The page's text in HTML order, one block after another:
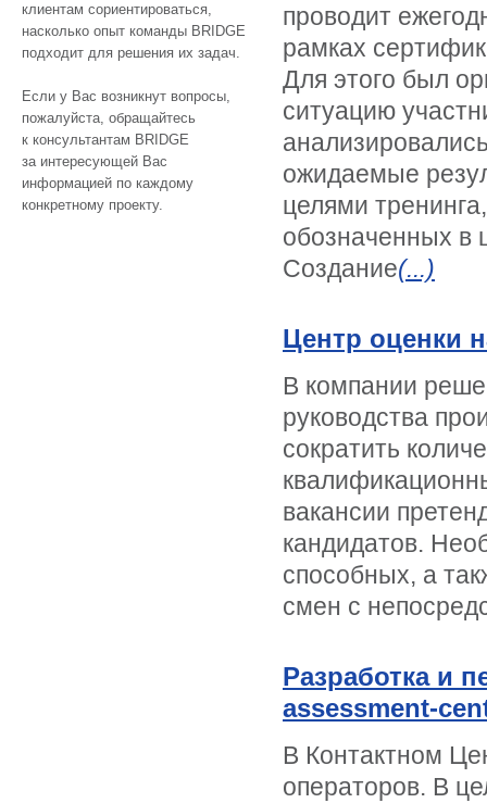
клиентам сориентироваться,
насколько опыт команды BRIDGE
подходит для решения их задач.
Если у Вас возникнут вопросы,
пожалуйста, обращайтесь
к консультантам BRIDGE
за интересующей Вас
информацией по каждому
конкретному проекту.
проводит
рамках
Для этого был
ситуацию
ожидаемые
целями
обозначенных в
Создание(...)
Центр оценки
В компании
руководства
сократить
вакансии
кандидатов.
способных, а
смен с
Разработка и
assessment-
В Контактном
операторов. В